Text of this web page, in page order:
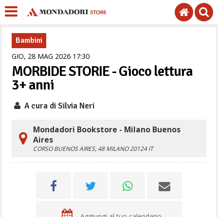
Bambini
GIO, 28 MAG 2026 1730
MORBIDE STORIE - Gioco lettura
3+ anni
A cura di Silvia Neri
Mondadori Bookstore - Milano Buenos
Aires
CORSO BUENOS AIRES, 48MILANO20124 IT